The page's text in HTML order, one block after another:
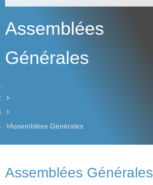
Assemblées
Générales
Assemblées Générales
Assemblées Générales